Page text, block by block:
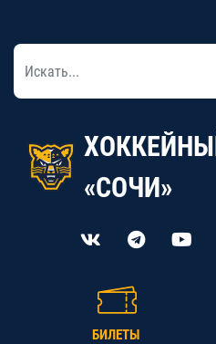
«СОЧИ»
БИЛЕТЫ